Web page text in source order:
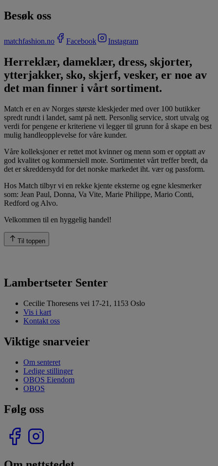
Besøk oss
matchfashion.no Facebook Instagram
Herreklær, dameklær, dress, skjorter,
ytterjakker, sko, skjerf, vesker, er noe av
det man finner i vårt sortiment.
Match er en av Norges største kleskjeder med over 100 butikker
spredt rundt i landet, samt på nett. Personlig service, stort utvalg og
verdi for pengene er kriteriene vi legger til grunn for å skape en best
mulig handleopplevelse for våre kunder.
Våre kolleksjoner er rettet mot kvinner og menn som er opptatt av
god kvalitet og kommersiell mote. Sortimentet vårt treffer bredt, da
det er skreddersydd for det norske markedet iht. vær og passform.
Hos Match tilbyr vi en rekke kjente eksterne og egne klesmerker
som: Jean Paul, Donna, Va Vite, Marie Philippe, Mario Conti,
Redford og Alvo.
Velkommen til en hyggelig handel!
Til toppen
Lambertseter Senter
Cecilie Thoresens vei 17-21, 1153 Oslo
Vis i kart
Kontakt oss
Viktige snarveier
Om senteret
Ledige stillinger
OBOS Eiendom
OBOS
Følg oss